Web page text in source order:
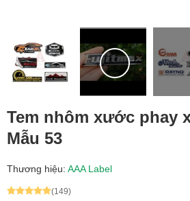
Tem nhôm xước phay
Mẫu 53
Thương hiệu: AAA Label
(149)